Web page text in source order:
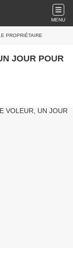
MENU
PROPRIÉTAIRE
JOUR POUR